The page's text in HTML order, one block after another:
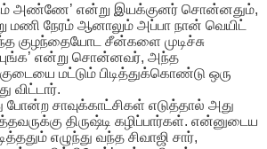
அண்ணே’ என்று இயக்குனர் சொன்னதும்,
மணி நேரம் ஆனாலும் அப்பா நான் வெயிட்
குழந்தையோட சீன்களை முடிச்சு
என்று சொன்னவர், அந்த
மட்டும் பிடித்துக்கொண்டு ஒரு
விட்டார்.
போன்ற சாவுக்காட்சிகள் எடுத்தால் அது
திருஷ்டி கழிப்பார்கள். என்னுடைய
எழுந்து வந்த சிவாஜி சார்,